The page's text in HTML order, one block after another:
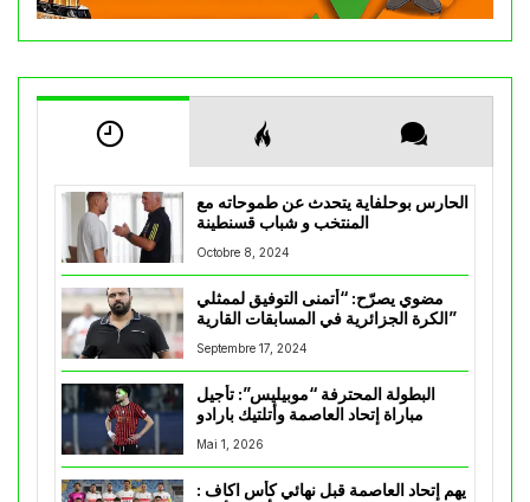
الحارس بوحلفاية يتحدث عن طموحاته مع
المنتخب و شباب قسنطينة
Octobre 8, 2024
مضوي يصرّح: “أتمنى التوفيق لممثلي
الكرة الجزائرية في المسابقات القارية”
Septembre 17, 2024
البطولة المحترفة “موبيليس”: تأجيل
مباراة إتحاد العاصمة وأتلتيك بارادو
Mai 1, 2026
يهم إتحاد العاصمة قبل نهائي كأس اكاف :